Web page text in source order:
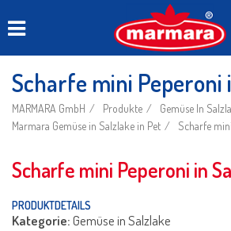
Scharfe mini Peperoni
MARMARA GmbH Produkte
Gemüse In
Marmara Gemüse in Salzlake in Pet
Scharfe
Scharfe mini Peperoni in
PRODUKTDETAILS
Kategorie:Gemüse in Salzlake